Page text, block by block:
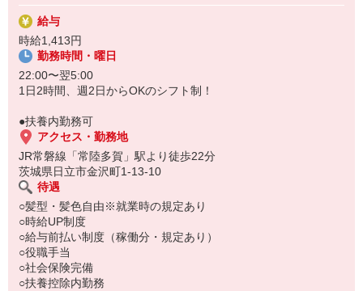
他にも、食材の調整や金銭管理、新しく入社したクルーの研修など
様々なお仕事があります。
セルフオーダー、セルフ会計で、現金の受け渡しはほとんどありま
せん。※一部店舗を除く
取り間違いもなく安心でスムーズ♪
マニュアルも用意していますので飲食店が初めての方でも大丈夫！
もちろん先輩クルーがしっかり教えてくれるので安心してくださ
い。
給与
時給1,413円
勤務時間・曜日
22:00〜翌5:00
1日2時間、週2日からOKのシフト制！
●扶養内勤務可
アクセス・勤務地
JR常磐線「常陸多賀」駅より徒歩22分
茨城県日立市金沢町1-13-10
待遇
○髪型・髪色自由※就業時の規定あり
○時給UP制度
○給与前払い制度（稼働分・規定あり）
○役職手当
○社会保険完備
○扶養控除内勤務